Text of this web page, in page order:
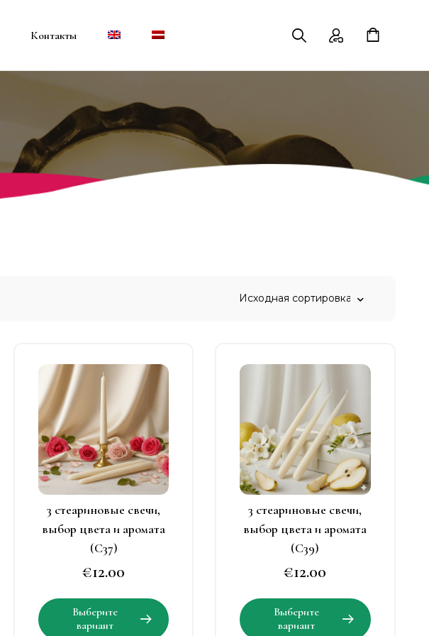
Контакты
Этот
товар
имеет
несколько
вариаций.
Опции
можно
выбрать
на
странице
3 стеариновые свечи,
выбор цвета и аромата
(C37)
€12.00
Выберите
вариант
товар
имеет
несколько
вариаций.
Опции
можно
выбрать
на
странице
3 стеариновые свечи,
выбор цвета и аромата
(C39)
€12.00
Выберите
вариант
товар